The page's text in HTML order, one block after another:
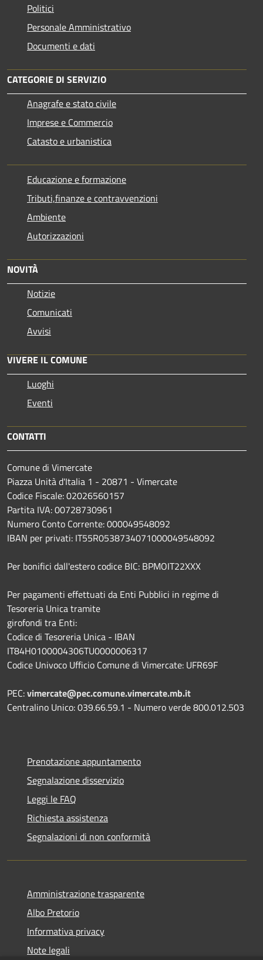
Politici
Personale Amministrativo
Documenti e dati
CATEGORIE DI SERVIZIO
Anagrafe e stato civile
Imprese e Commercio
Catasto e urbanistica
Educazione e formazione
Tributi,finanze e contravvenzioni
Ambiente
Autorizzazioni
NOVITÀ
Notizie
Comunicati
Avvisi
VIVERE IL COMUNE
Luoghi
Eventi
CONTATTI
Comune di Vimercate
Piazza Unità d'Italia 1 - 20871 - Vimercate
Codice Fiscale: 02026560157
Partita IVA: 00728730961
Numero Conto Corrente: 000049548092
IBAN per privati: IT55R0538734071000049548092
Per bonifici dall'estero codice BIC: BPMOIT22XXX
Per pagamenti effettuati da Enti Pubblici in regime di
Tesoreria Unica tramite
girofondi tra Enti:
Codice di Tesoreria Unica - IBAN
IT84H0100004306TU0000006317
Codice Univoco Ufficio Comune di Vimercate: UFR69F
PEC:vimercate@pec.comune.vimercate.mb.it
Centralino Unico: 039.66.59.1 - Numero verde 800.012.503
Prenotazione appuntamento
Segnalazione disservizio
Leggi le FAQ
Richiesta assistenza
Segnalazioni di non conformità
Amministrazione trasparente
Albo Pretorio
Informativa privacy
Note legali